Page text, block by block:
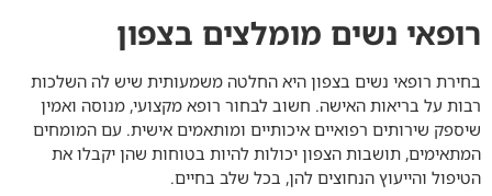
רופאי נשים מומלצים בצפון
בחירת רופאי נשים בצפון היא החלטה משמעותית שיש לה השלכות
רבות על בריאות האישה. חשוב לבחור רופא מקצועי, מנוסה ואמין
שיספק שירותים רפואיים איכותיים ומותאמים אישית. עם המומחים
המתאימים, תושבות הצפון יכולות להיות בטוחות שהן יקבלו את
הטיפול והייעוץ הנחוצים להן, בכל שלב בחיים.